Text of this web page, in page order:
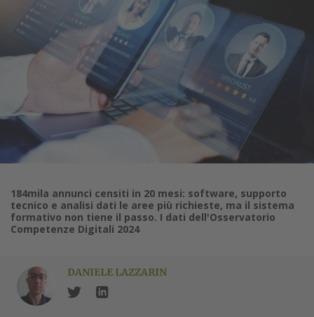
184mila annunci censiti in 20 mesi: software, supporto
tecnico e analisi dati le aree più richieste, ma il sistema
formativo non tiene il passo. I dati dell'Osservatorio
Competenze Digitali 2024
DANIELE LAZZARIN